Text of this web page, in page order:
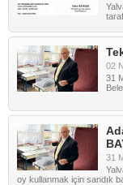
02
31
31
oy kullanmak için sandık